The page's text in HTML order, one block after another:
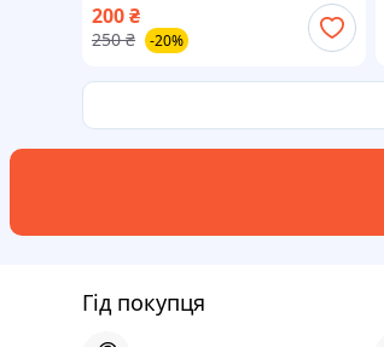
Masuma Японія MPU-040
200₴
250 ₴ -20%
Гід покупця